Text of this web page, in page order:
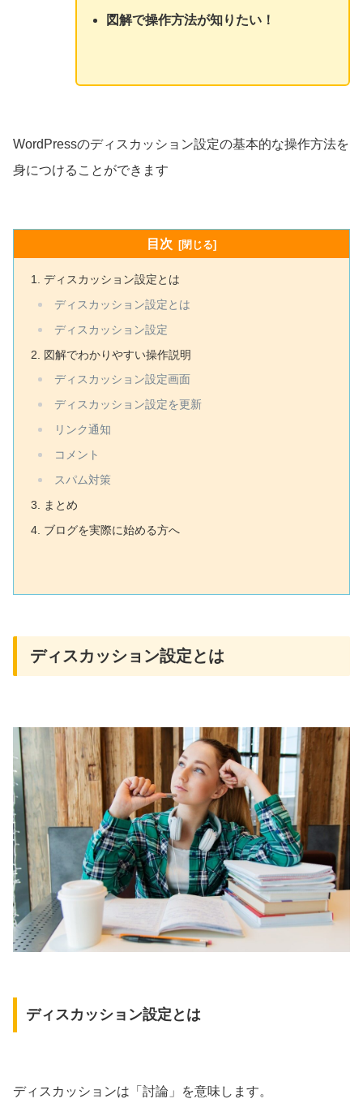
図解で操作方法が知りたい！
WordPressのディスカッション設定の基本的な操作方法を
身につけることができます
目次
ディスカッション設定とは
ディスカッション設定とは
ディスカッション設定
図解でわかりやすい操作説明
ディスカッション設定画面
ディスカッション設定を更新
リンク通知
コメント
スパム対策
まとめ
ブログを実際に始める方へ
ディスカッション設定とは
ディスカッション設定とは
ディスカッションは「討論」を意味します。